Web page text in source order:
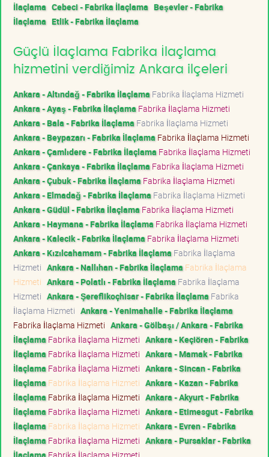
İlaçlama Cebeci - Fabrika İlaçlama Beşevler - Fabrika
İlaçlama Etlik - Fabrika İlaçlama
Güçlü İlaçlama Fabrika İlaçlama
hizmetini verdiğimiz Ankara ilçeleri
Ankara - Altındağ - Fabrika İlaçlama Fabrika İlaçlama Hizmeti
Ankara - Ayaş - Fabrika İlaçlama Fabrika İlaçlama Hizmeti
Ankara - Bala - Fabrika İlaçlama Fabrika İlaçlama Hizmeti
Ankara - Beypazarı - Fabrika İlaçlama Fabrika İlaçlama Hizmeti
Ankara - Çamlıdere - Fabrika İlaçlama Fabrika İlaçlama Hizmeti
Ankara - Çankaya - Fabrika İlaçlama Fabrika İlaçlama Hizmeti
Ankara - Çubuk - Fabrika İlaçlama Fabrika İlaçlama Hizmeti
Ankara - Elmadağ - Fabrika İlaçlama Fabrika İlaçlama Hizmeti
Ankara - Güdül - Fabrika İlaçlama Fabrika İlaçlama Hizmeti
Ankara - Haymana - Fabrika İlaçlama Fabrika İlaçlama Hizmeti
Ankara - Kalecik - Fabrika İlaçlama Fabrika İlaçlama Hizmeti
Ankara - Kızılcahamam - Fabrika İlaçlama Fabrika İlaçlama
Hizmeti Ankara - Nallıhan - Fabrika İlaçlama Fabrika İlaçlama
Hizmeti Ankara - Polatlı - Fabrika İlaçlama Fabrika İlaçlama
Hizmeti Ankara - Şereflikoçhisar - Fabrika İlaçlama Fabrika
İlaçlama Hizmeti Ankara - Yenimahalle - Fabrika İlaçlama
Fabrika İlaçlama Hizmeti Ankara - Gölbaşı / Ankara - Fabrika
İlaçlama Fabrika İlaçlama Hizmeti Ankara - Keçiören - Fabrika
İlaçlama Fabrika İlaçlama Hizmeti Ankara - Mamak - Fabrika
İlaçlama Fabrika İlaçlama Hizmeti Ankara - Sincan - Fabrika
İlaçlama Fabrika İlaçlama Hizmeti Ankara - Kazan - Fabrika
İlaçlama Fabrika İlaçlama Hizmeti Ankara - Akyurt - Fabrika
İlaçlama Fabrika İlaçlama Hizmeti Ankara - Etimesgut - Fabrika
İlaçlama Fabrika İlaçlama Hizmeti Ankara - Evren - Fabrika
İlaçlama Fabrika İlaçlama Hizmeti Ankara - Pursaklar - Fabrika